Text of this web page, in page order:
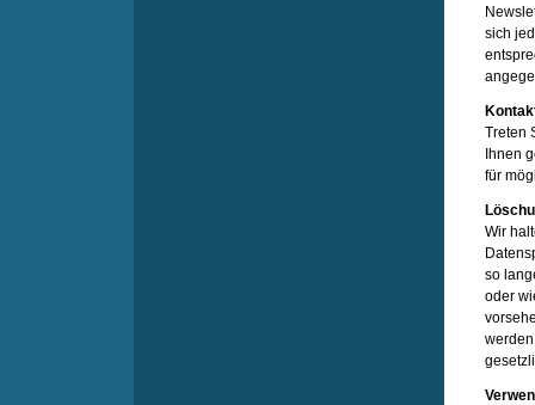
sich
Treten
Ihnen
für
Wir
so
oder